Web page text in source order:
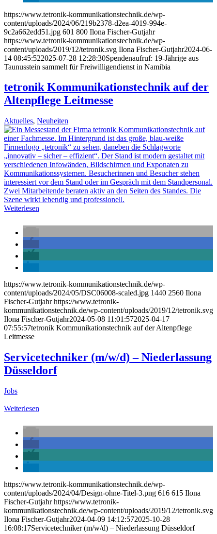
https://www.tetronik-kommunikationstechnik.de/wp-
content/uploads/2024/06/219b2378-d2ea-4019-994e-
9c2a662edd51.jpg 601 800 Ilona Fischer-Gutjahr
https://www.tetronik-kommunikationstechnik.de/wp-
content/uploads/2019/12/tetronik.svg Ilona Fischer-Gutjahr2024-06-
14 08:45:522025-07-28 12:28:30Spendenaufruf: 19-Jährige aus
Taunusstein sammelt für Freiwilligendienst in Namibia
tetronik Kommunikationstechnik auf der
Altenpflege Leitmesse
Aktuelles, Neuheiten
Weiterlesen
https://www.tetronik-kommunikationstechnik.de/wp-
content/uploads/2024/05/DSC06008-scaled.jpg 1440 2560 Ilona
Fischer-Gutjahr https://www.tetronik-
kommunikationstechnik.de/wp-content/uploads/2019/12/tetronik.svg
Ilona Fischer-Gutjahr2024-05-08 11:01:572025-04-17
07:55:57tetronik Kommunikationstechnik auf der Altenpflege
Leitmesse
Servicetechniker (m/w/d) – Niederlassung
Düsseldorf
Jobs
Weiterlesen
https://www.tetronik-kommunikationstechnik.de/wp-
content/uploads/2024/04/Design-ohne-Titel-3.png 616 615 Ilona
Fischer-Gutjahr https://www.tetronik-
kommunikationstechnik.de/wp-content/uploads/2019/12/tetronik.svg
Ilona Fischer-Gutjahr2024-04-09 14:12:572025-10-28
16:08:17Servicetechniker (m/w/d) – Niederlassung Düsseldorf